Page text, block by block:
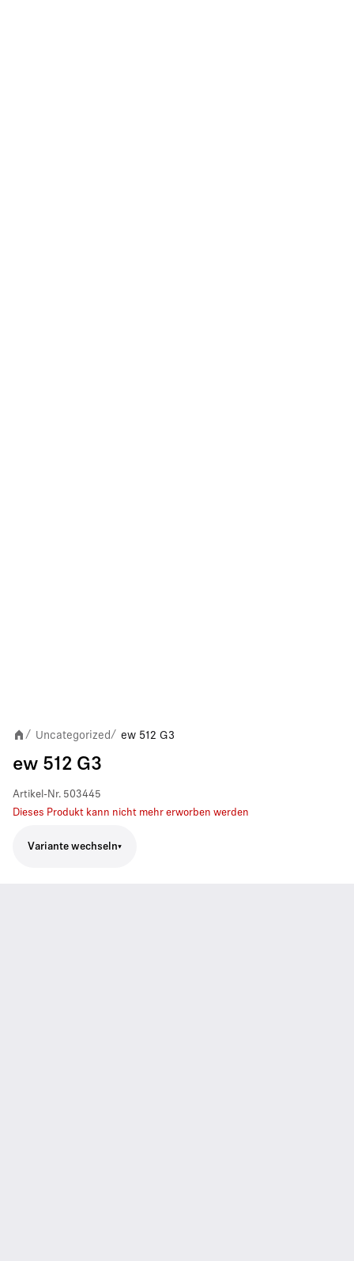
/ Uncategorized / ew 512 G3
ew 512 G3
Artikel-Nr. 503445
Dieses Produkt kann nicht mehr erworben werden
Variante wechseln